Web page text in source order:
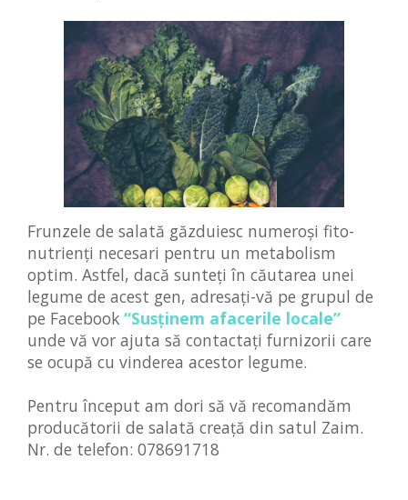
Frunzele de salată găzduiesc numeroși fito-
nutrienți necesari pentru un metabolism
optim. Astfel, dacă sunteți în căutarea unei
legume de acest gen, adresați-vă pe grupul de
pe Facebook “Susținem afacerile locale”
unde vă vor ajuta să contactați furnizorii care
se ocupă cu vinderea acestor legume.
Pentru început am dori să vă recomandăm
producătorii de salată creață din satul Zaim.
Nr. de telefon: 078691718